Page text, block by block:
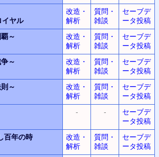
イヤル
改造・
解析
質問・
雑談
セーブデ
ータ投稿
～
改造・
解析
質問・
雑談
セーブデ
ータ投稿
～
改造・
解析
質問・
雑談
セーブデ
ータ投稿
～
改造・
解析
質問・
雑談
セーブデ
ータ投稿
- -
セーブデ
ータ投稿
百年の時
改造・
解析
質問・
雑談
セーブデ
ータ投稿